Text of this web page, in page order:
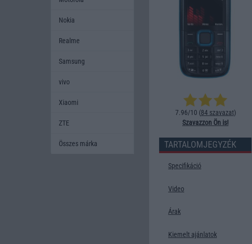
7.96/10 (84 szavazat)
Szavazzon Ön is!
TARTALOMJEGYZÉK
Specifikáció
Video
Árak
Kiemelt ajánlatok
Nokia
Realme
Samsung
vivo
Xiaomi
ZTE
Összes márka